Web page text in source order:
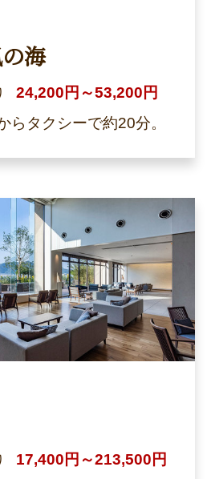
海
24,200円～53,200円
らタクシーで約20分。
17,400円～213,500円